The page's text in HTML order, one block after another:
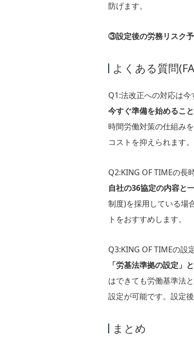
防げます。
③設定後の労務リスク
よくある質問
Q1:法改正への対応は今
今すぐ準備を始めるこ
時間労働対策の仕組み
コストを抑えられます。
Q2:KING OF TIMEの長
自社の36協定の内容と
制度)を採用している場
トをおすすめします。
Q3:KING OF TIMEの設
「労基法準拠の設定」
はできても労働基準法
設定が可能です。設定
まとめ